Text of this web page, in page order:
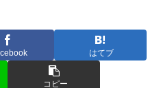
はてブ
コピー